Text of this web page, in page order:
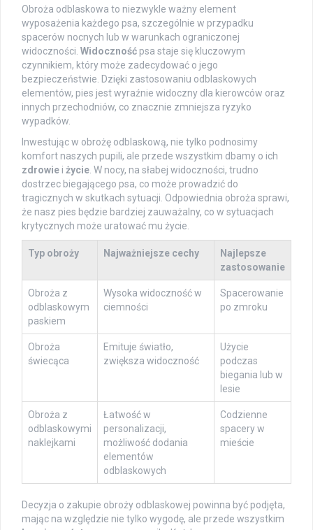
Obroża odblaskowa to niezwykle ważny element
wyposażenia każdego psa, szczególnie w przypadku
spacerów nocnych lub w warunkach ograniczonej
widoczności. Widoczność psa staje się kluczowym
czynnikiem, który może zadecydować o jego
bezpieczeństwie. Dzięki zastosowaniu odblaskowych
elementów, pies jest wyraźnie widoczny dla kierowców oraz
innych przechodniów, co znacznie zmniejsza ryzyko
wypadków.
Inwestując w obrożę odblaskową, nie tylko podnosimy
komfort naszych pupili, ale przede wszystkim dbamy o ich
zdrowie i życie . W nocy, na słabej widoczności, trudno
dostrzec biegającego psa, co może prowadzić do
tragicznych w skutkach sytuacji. Odpowiednia obroża sprawi,
że nasz pies będzie bardziej zauważalny, co w sytuacjach
krytycznych może uratować mu życie.
Typ obroży Najważniejsze cechy
Najlepsze
zastosowanie
Obroża z
odblaskowym
paskiem
Wysoka widoczność w
ciemności
Spacerowanie
po zmroku
Obroża
świecąca
Emituje światło,
zwiększa widoczność
Użycie
podczas
biegania lub w
lesie
Obroża z
odblaskowymi
naklejkami
Łatwość w
personalizacji,
możliwość dodania
elementów
odblaskowych
Codzienne
spacery w
mieście
Decyzja o zakupie obroży odblaskowej powinna być podjęta,
mając na względzie nie tylko wygodę, ale przede wszystkim